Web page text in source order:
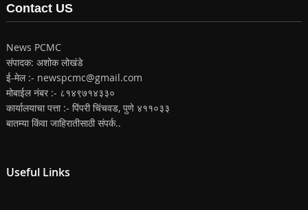
Contact US
News PCMC
संपादक: अशोक लोखंडे
ई-मेल :- newspcmc@gmail.com
मोबाईल नंबर :- ८१४९७१४३३०
कार्यालयाचा पत्ता :- पिंपरी चिंचवड, पुणे ४११०३३
बातम्या किंवा जाहिरातीसाठी संपर्क..
Useful Links